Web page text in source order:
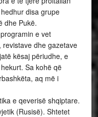
disa grupe
dhe Pukë.
e vet
revistave dhe gazetave
kësaj përiudhe, e
Sa kohë që
aq më i
e qeverisë shqiptare.
(Rusisë). Shtetet